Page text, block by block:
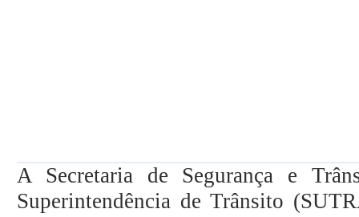
A Secretaria de Segurança e
Superintendência de Trânsito